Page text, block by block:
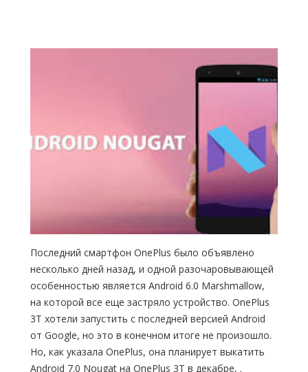
Последний смартфон OnePlus было объявлено
несколько дней назад, и одной разочаровывающей
особенностью является Android 6.0 Marshmallow,
на которой все еще застряло устройство. OnePlus
3T хотели запустить с последней версией Android
от Google, но это в конечном итоге не произошло.
Но, как указала OnePlus, она планирует выкатить
Android 7.0 Nougat на OnePlus 3Т в декабре, .